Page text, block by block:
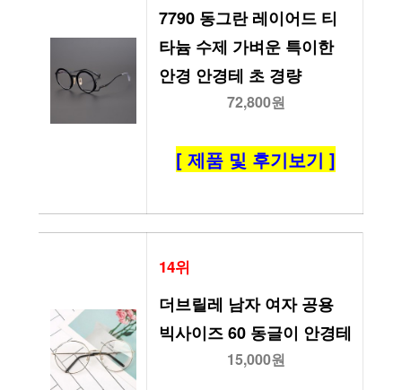
7790 동그란 레이어드 티
타늄 수제 가벼운 특이한
안경 안경테 초 경량
72,800원
[ 제품 및 후기보기 ]
14위
더브릴레 남자 여자 공용
빅사이즈 60 동글이 안경테
15,000원